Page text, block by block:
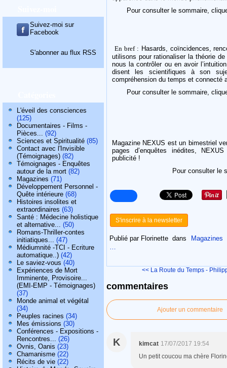
Suivez-moi sur
Facebook
S'abonner au flux RSS
L'éveil des consciences
(125)
Documentaires - Films -
Pièces... (92)
Sciences et Spiritualité (85)
Contact avec l'Invisible
(Témoignages) (82)
Témoignages - Enquêtes
autour de la mort (82)
Magazines (71)
Développement Personnel -
Quête intérieure (68)
Histoires insolites et
extraordinaires (63)
Santé : Médecine holistique
et alternative... (50)
Romans-Thriller-contes
initiatiques... (47)
Médiumnité -TCI - Ecriture
automatique..) (42)
Le saviez-vous (40)
Expériences de Mort
Imminente, Provisoire...
(EMI-EMP - Témoignages)
(37)
Monde animal et végétal
(34)
Peuples racines (34)
Mes émissions (30)
Conférences - Expositions -
Rencontres... (26)
Ovnis, Oanis (23)
Chamanisme (22)
Récits de vie (22)
Pour consulter le sommaire,
En bref : Hasards, coïncidences,
utilisons pour rationaliser la théorie
nous la contrôler ou en avoir
disent les scientifiques à son
compréhension du temps et connecté
Pour consulter le sommaire,
Magazine NEXUS est un bimestriel
pages d’enquêtes inédites,
publicité !
Pour consulter le
S'inscrire à la newsletter
Publié par Florinette dans
Magazines
…
<< La Route du Temps -
commentaires
Ajouter un commentaire
K kimcat 17/07/2017 19:54
Un petit coucou ma chère